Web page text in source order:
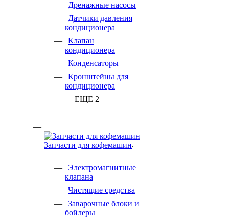
Дренажные насосы
Датчики давления
кондиционера
Клапан
кондиционера
Конденсаторы
Кронштейны для
кондиционера
+ ЕЩЕ 2
Запчасти для кофемашин
Электромагнитные
клапана
Чистящие средства
Заварочные блоки и
бойлеры